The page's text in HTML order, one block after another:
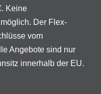
Keine
Der Flex-
vom
Angebote sind nur
innerhalb der EU.